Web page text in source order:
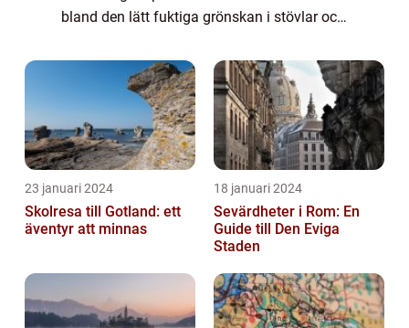
bland den lätt fuktiga grönskan i stövlar och
rörelse med att faktiskt samla ...
23 januari 2024
Skolresa till Gotland: ett
äventyr att minnas
18 januari 2024
Sevärdheter i Rom: En
Guide till Den Eviga
Staden